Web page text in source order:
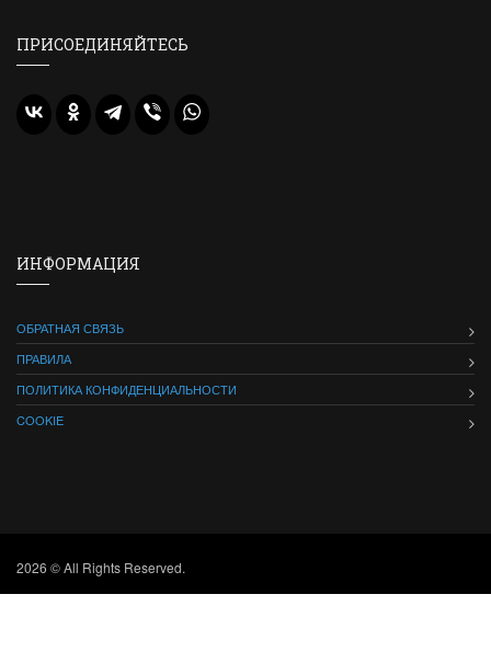
ПРИСОЕДИНЯЙТЕСЬ
ИНФОРМАЦИЯ
ОБРАТНАЯ СВЯЗЬ
ПРАВИЛА
ПОЛИТИКА КОНФИДЕНЦИАЛЬНОСТИ
COOKIE
2026 © All Rights Reserved.